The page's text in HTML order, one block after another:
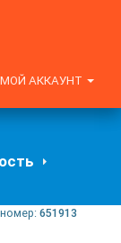
МОЙ АККАУНТ
651913